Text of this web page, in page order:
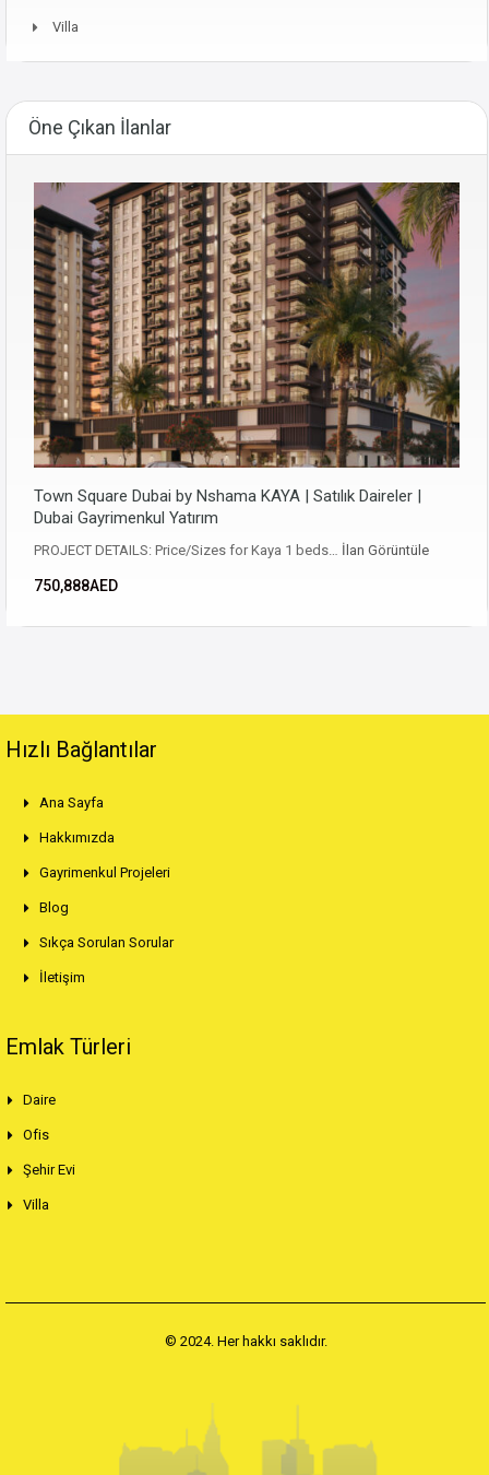
Villa
Öne Çıkan İlanlar
Town Square Dubai by Nshama KAYA | Satılık Daireler |
Dubai Gayrimenkul Yatırım
PROJECT DETAILS: Price/Sizes for Kaya 1 beds… İlan Görüntüle
750,888AED
Hızlı Bağlantılar
Ana Sayfa
Hakkımızda
Gayrimenkul Projeleri
Blog
Sıkça Sorulan Sorular
İletişim
Emlak Türleri
Daire
Ofis
Şehir Evi
Villa
© 2024. Her hakkı saklıdır.